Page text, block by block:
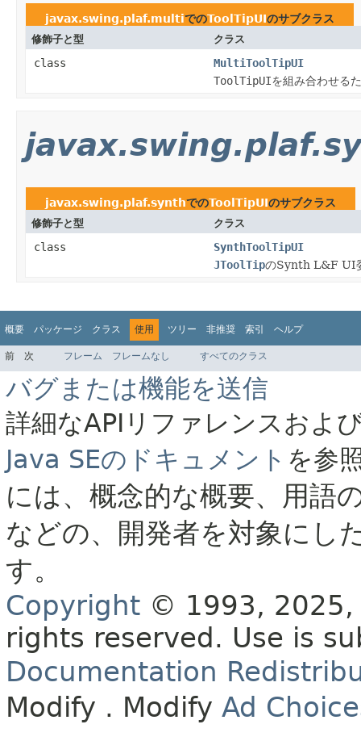
javax.swing.plaf.multiでのToolTipUIのサブクラス
修飾子と型 クラス
class
MultiToolTipUI
ToolTipUIを組み合わせる
javax.swing.plaf.synthでのToolTipUIのサブクラス
修飾子と型 クラス
class
SynthToolTipUI
JToolTipのSynth L&F UI
概要 パッケージ クラス 使用 ツリー 非推奨 索引 ヘルプ
前 次 フレーム フレームなし すべてのクラス
バグまたは機能を送信
詳細なAPIリファレンスおよ
Java SEのドキュメント を参
には、概念的な概要、用語
などの、開発者を対象にし
す。
Copyright © 1993,
rights reserved. Use is
Documentation
Modify . Modify Ad